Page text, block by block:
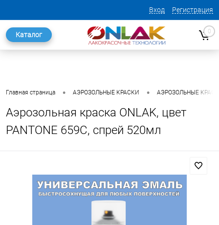
Вход Регистрация
Каталог 0
Главная страница • АЭРОЗОЛЬНЫЕ КРАСКИ • АЭРОЗОЛЬНЫЕ КРАСКИ
Аэрозольная краска ONLAK, цвет
PANTONE 659C, спрей 520мл